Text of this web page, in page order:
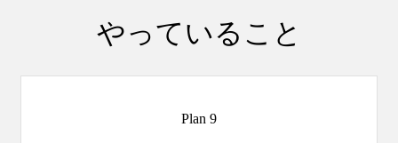
やっていること
Plan 9